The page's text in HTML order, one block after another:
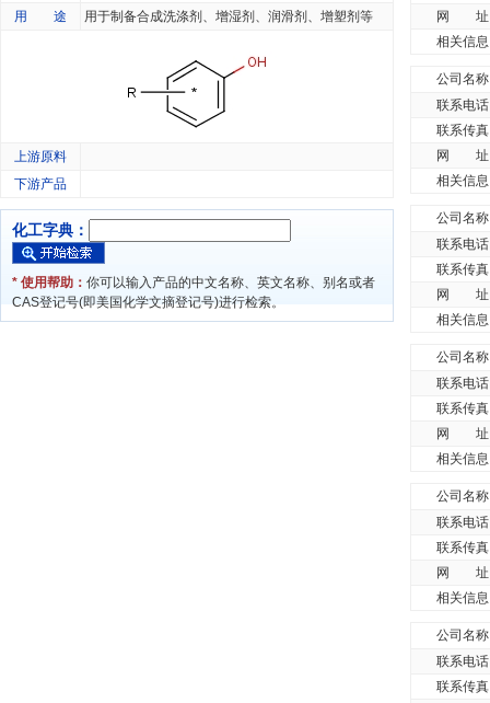
用 途
用于制备合成洗涤剂、增湿剂、润滑剂、增塑剂等
上游原料
下游产品
化工字典：
* 使用帮助： 你可以输入产品的中文名称、英文名称、别名或者
CAS登记号(即美国化学文摘登记号)进行检索。
网 址
相关信息
公司名称
联系电话
联系传真
网 址
相关信息
公司名称
联系电话
联系传真
网 址
相关信息
公司名称
联系电话
联系传真
网 址
相关信息
公司名称
联系电话
联系传真
网 址
相关信息
公司名称
联系电话
联系传真